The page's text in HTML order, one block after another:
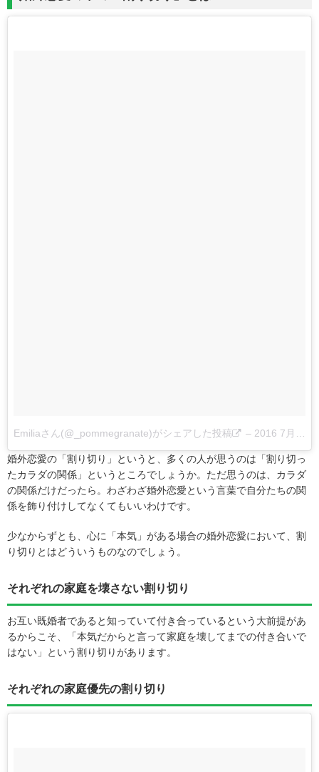
Emiliaさん(@_pommegranate)がシェアした投稿 – 2016 7月 24 1:54午前 PDT
婚外恋愛の「割り切り」というと、多くの人が思うのは「割り切っ
たカラダの関係」というところでしょうか。ただ思うのは、カラダ
の関係だけだったら。わざわざ婚外恋愛という言葉で自分たちの関
係を飾り付けしてなくてもいいわけです。
少なからずとも、心に「本気」がある場合の婚外恋愛において、割
り切りとはどういうものなのでしょう。
それぞれの家庭を壊さない割り切り
お互い既婚者であると知っていて付き合っているという大前提があ
るからこそ、「本気だからと言って家庭を壊してまでの付き合いで
はない」という割り切りがあります。
それぞれの家庭優先の割り切り